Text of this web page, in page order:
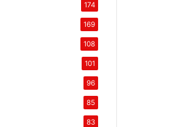
174
169
108
101
96
85
83